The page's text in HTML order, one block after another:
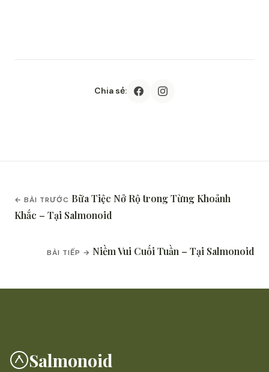
Chia sẻ:
← BÀI TRƯỚC Bữa Tiệc Nở Rộ trong Từng Khoảnh
Khắc – Tại Salmonoid
BÀI TIẾP → Niềm Vui Cuối Tuần – Tại Salmonoid
Salmonoid